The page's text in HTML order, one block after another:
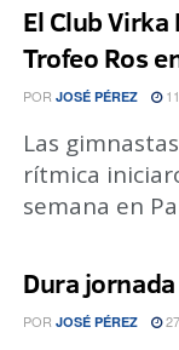
El Club
Trofeo Ros
POR JOSÉ PÉREZ
Las
rítmica
semana en
Dura
POR JOSÉ PÉREZ